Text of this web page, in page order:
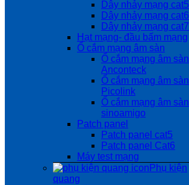
Dây nhảy mạng cat5
Dây nhảy mạng cat6
Dây nhảy mạng cat7
Hạt mạng- đầu bấm mạng
Ổ cắm mạng âm sàn
Ổ cắm mạng âm sàn
Anconteck
Ổ cắm mạng âm sàn
Picolink
Ổ cắm mạng âm sàn
sinoamigo
Patch panel
Patch panel cat5
Patch panel Cat6
Máy test mạng
Phụ kiện
quang